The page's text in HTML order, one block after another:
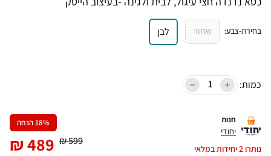
בחירת-צבע: שחור לבן
כמות:
חנות
יחודי
נותרו2יחידות במלאי
18% הנחה
599
₪
489
₪